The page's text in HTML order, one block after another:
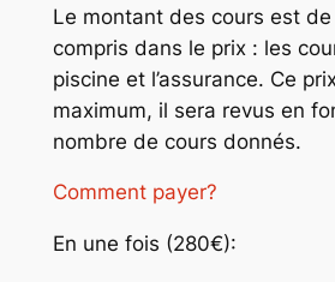
Le montant des cours est
compris dans le prix : les
piscine et l’assurance. Ce
maximum, il sera revus en
nombre de cours donnés.
Comment payer?
En une fois (280€):